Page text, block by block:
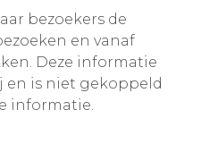
bezoekers de
en vanaf
Deze informatie
en is niet gekoppeld
informatie.